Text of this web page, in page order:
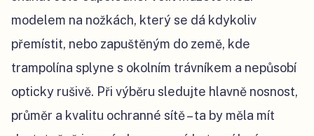
modelem na nožkách, který se dá kdykoliv
přemístit, nebo zapuštěným do země, kde
trampolína splyne s okolním trávníkem a nepůsobí
opticky rušivě. Při výběru sledujte hlavně nosnost,
průměr a kvalitu ochranné sítě – ta by měla mít